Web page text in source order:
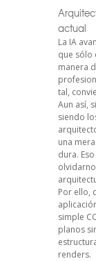
actual
La IA
que sólo
manera
tal,
Aun así,
siendo
una
dura.
Por ello,
simple
planos
renders.